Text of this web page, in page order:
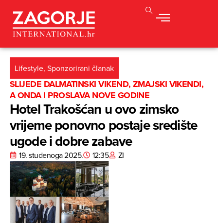
Lifestyle, Sponzorirani članak
SLIJEDE DALMATINSKI VIKEND, ZMAJSKI VIKENDI,
A ONDA I PROSLAVA NOVE GODINE
Hotel Trakošćan u ovo zimsko
vrijeme ponovno postaje središte
ugode i dobre zabave
19. studenoga 2025. 12:35 ZI